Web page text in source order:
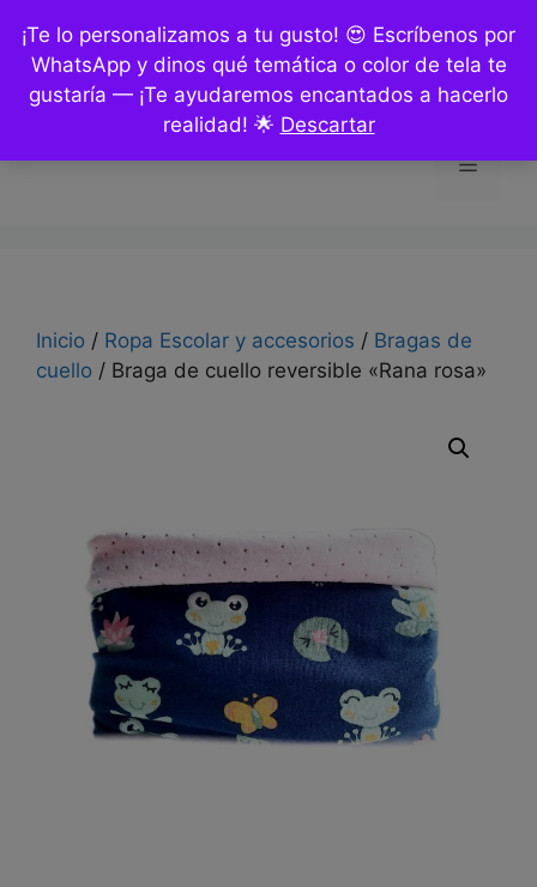
¡Te lo personalizamos a tu gusto! 😍 Escríbenos por
WhatsApp y dinos qué temática o color de tela te
gustaría — ¡Te ayudaremos encantados a hacerlo
realidad! 🌟 Descartar
contenido
Menú
Inicio / Ropa Escolar y accesorios / Bragas de
cuello / Braga de cuello reversible «Rana rosa»